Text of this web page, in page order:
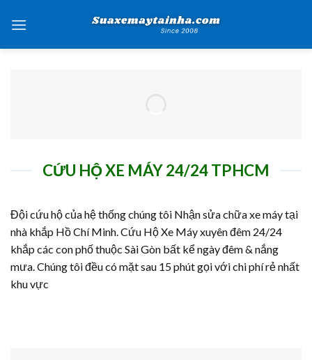
CỨU HỘ XE MÁY 24/24 TPHCM
Đội cứu hộ của hệ thống chúng tôi Nhận sửa chữa xe máy tại
nhà khắp Hồ Chí Minh. Cứu Hộ Xe Máy xuyên đêm 24/24
khắp các con phố thuộc Sài Gòn bất kể ngày đêm & nắng
mưa. Chúng tôi đều có mặt sau 15 phút gọi với chi phí rẻ nhất
khu vực